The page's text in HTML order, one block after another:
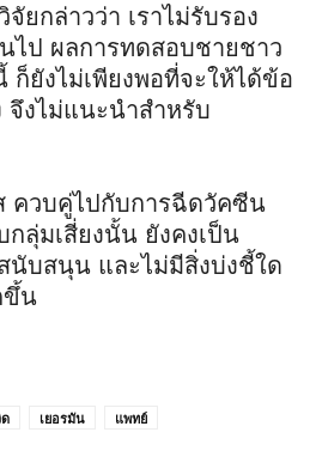
ยกล่าวว่า เราไม่รับรอง
ไป ผลการทดสอบชายชาว
ก็ยังไม่เพียงพอที่จะให้ได้ข้อ
จึงไม่แนะนำสำหรับ
ควบคู่ไปกับการฉีดวัคซีน
ลุ่มเสี่ยงนั้น ยังคงเป็น
นับสนุน และไม่มีสิ่งบ่งชี้ใด
ขึ้น
เยอรมัน แพทย์